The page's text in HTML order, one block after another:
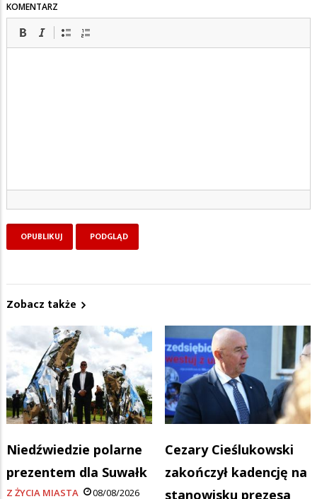
KOMENTARZ
Zobacz także
Niedźwiedzie polarne
prezentem dla Suwałk
Z ŻYCIA MIASTA 08/08/2026
Cezary Cieślukowski
zakończył kadencję na
stanowisku prezesa